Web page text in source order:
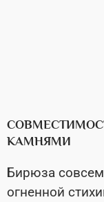
КАМНЯМИ
Бирюза
огненной